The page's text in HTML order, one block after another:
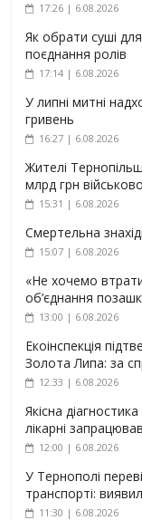
17:26 | 6.08.2026
Як обрати суші
поєднання ролів
17:14 | 6.08.2026
У липні митні
гривень
16:27 | 6.08.2026
Жителі
млрд грн
15:31 | 6.08.2026
Смертельна
15:07 | 6.08.2026
«Не хочемо
об’єднання
13:00 | 6.08.2026
Екоінспекція
Золота Липа: за
12:33 | 6.08.2026
Якісна
лікарні
12:00 | 6.08.2026
У Тернополі
транспорті:
11:30 | 6.08.2026